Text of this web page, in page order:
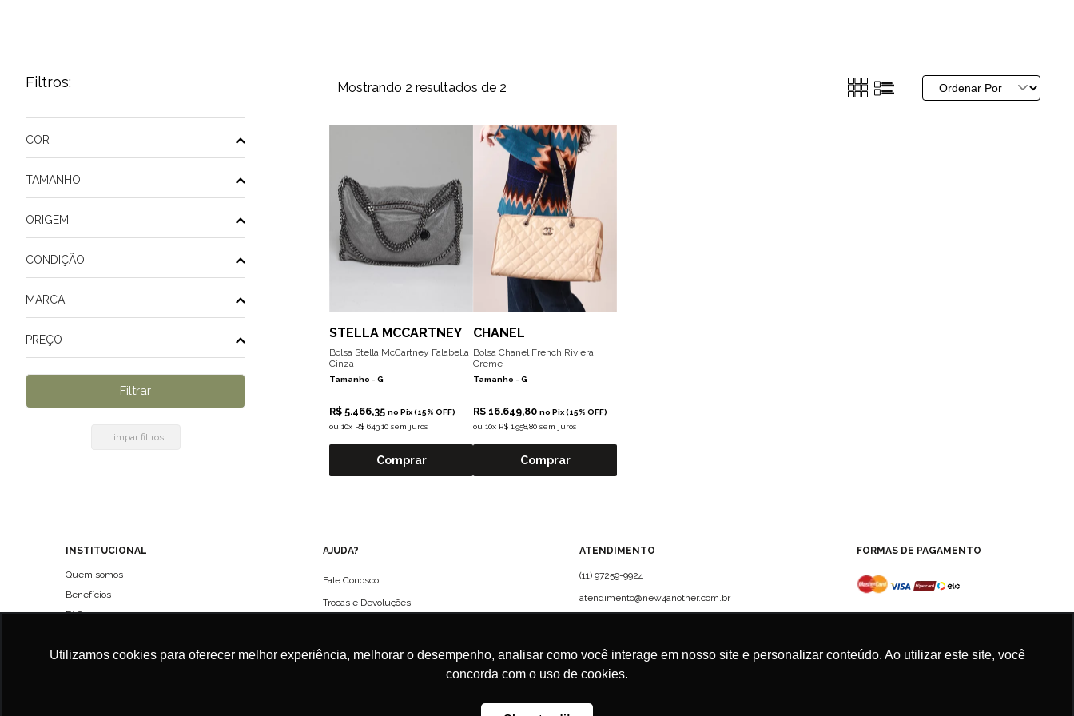
Utilizamos cookies para oferecer melhor experiência, melhorar o desempenho, analisar como você interage em nosso site e personalizar conteúdo. Ao utilizar este site, você
concorda com o uso de cookies.
Filtros:
COR
TAMANHO
ORIGEM
CONDIÇÃO
MARCA
PREÇO
Mostrando 2 resultados de 2
STELLA MCCARTNEY
Bolsa Stella McCartney Falabella
Cinza
Tamanho - G
R$ 5.466,35 no Pix (15% OFF)
ou 10x R$ 643,10 sem juros
Comprar
CHANEL
Bolsa Chanel French Riviera
Creme
Tamanho - G
R$ 16.649,80 no Pix (15% OFF)
ou 10x R$ 1.958,80 sem juros
Comprar
INSTITUCIONAL
Quem somos
Benefícios
FAQ
Política de Privacidade
AJUDA?
Fale Conosco
Trocas e Devoluções
ATENDIMENTO
(11) 97259-9924
atendimento@new4another.com.br
FORMAS DE PAGAMENTO